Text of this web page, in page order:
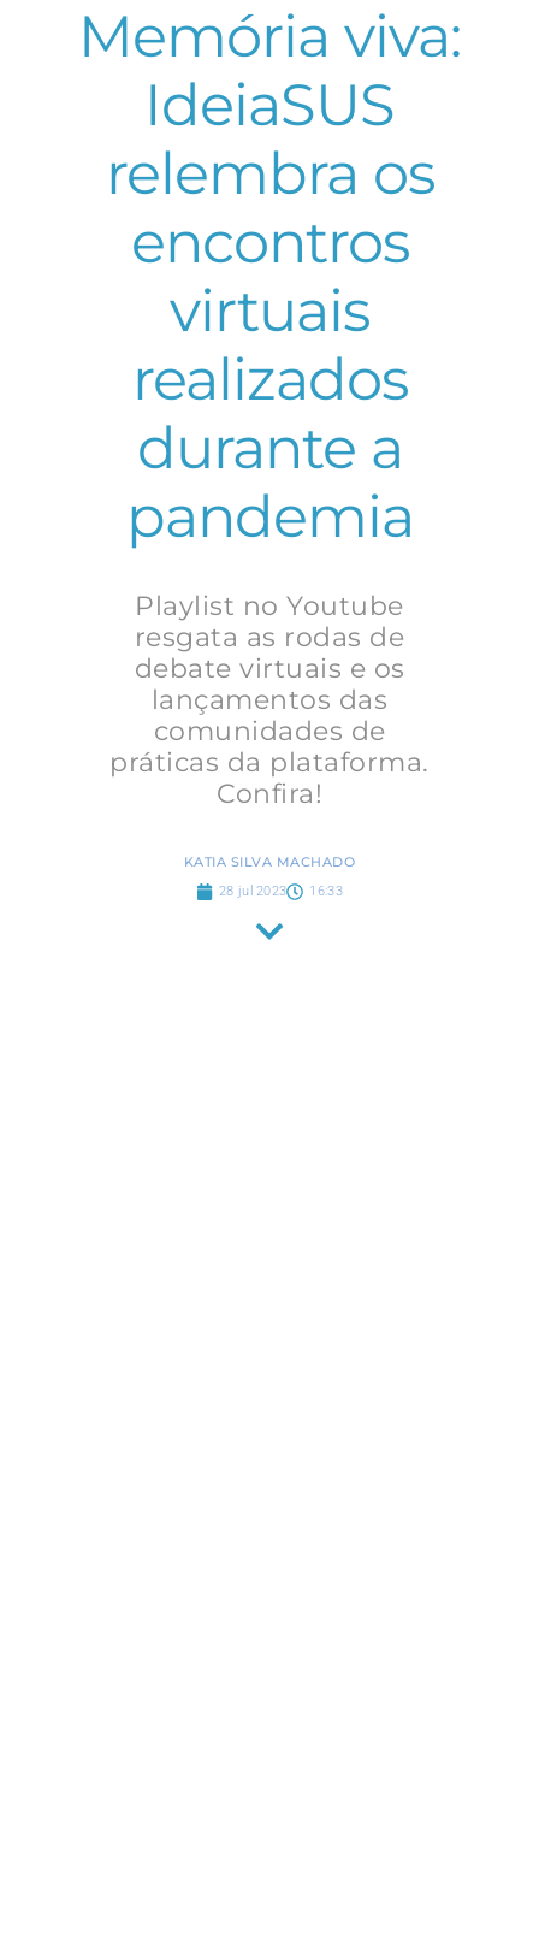
Memória viva:
IdeiaSUS
relembra os
encontros
virtuais
realizados
durante a
pandemia
Playlist no Youtube
resgata as rodas de
debate virtuais e os
lançamentos das
comunidades de
práticas da plataforma.
Confira!
KATIA SILVA MACHADO
28 jul 2023 16:33